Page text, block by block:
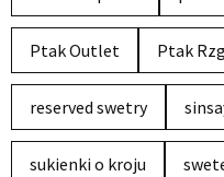
Ptak Outlet Ptak
reserved swetry
sukienki o kroju